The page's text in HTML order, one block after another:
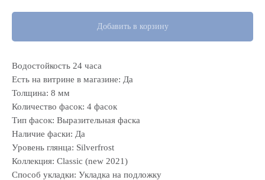
Добавить в корзину
Водостойкость 24 часа
Есть на витрине в магазине: Да
Толщина: 8 мм
Количество фасок: 4 фасок
Тип фасок: Выразительная фаска
Наличие фаски: Да
Уровень глянца: Silverfrost
Коллекция: Classic (new 2021)
Способ укладки: Укладка на подложку